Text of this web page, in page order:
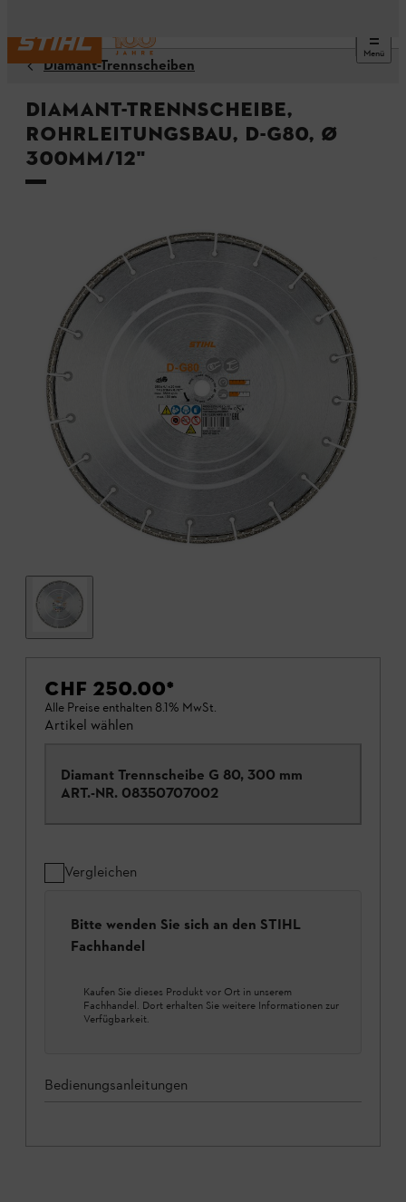
Menü
Diamant-Trennscheiben
Diamant-Trennscheibe,
Rohrleitungsbau, D-G80, Ø
300mm/12"
CHF 250.00*
Alle Preise enthalten 8.1% MwSt.
Artikel wählen
Diamant Trennscheibe G 80, 300 mm
ART.-NR. 08350707002
Vergleichen
Bitte wenden Sie sich an den STIHL
Fachhandel
Kaufen Sie dieses Produkt vor Ort in unserem
Fachhandel. Dort erhalten Sie weitere Informationen zur
Verfügbarkeit.
Bedienungsanleitungen